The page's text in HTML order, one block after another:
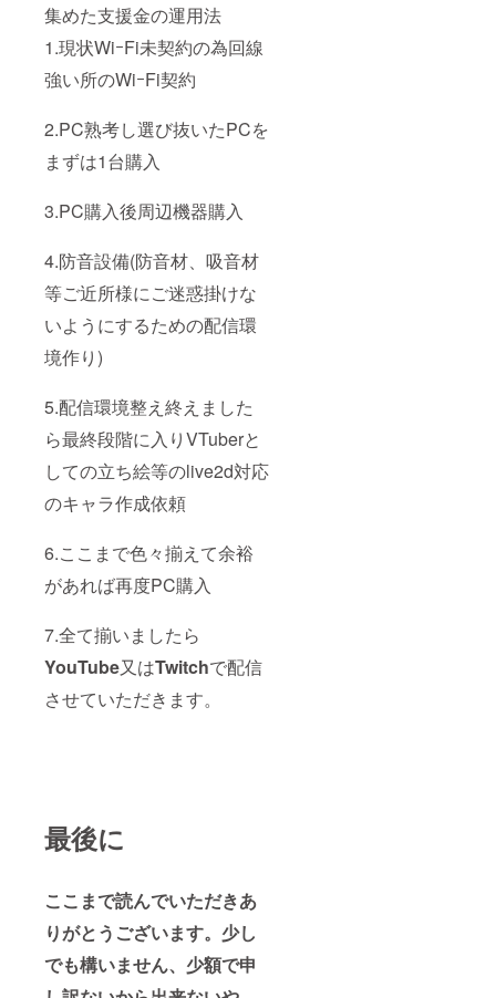
集めた支援金の運用法
1.現状WiｰFi未契約の為回線
強い所のWiｰFi契約
2.PC熟考し選び抜いたPCを
まずは1台購入
3.PC購入後周辺機器購入
4.防音設備(防音材、吸音材
等ご近所様にご迷惑掛けな
いようにするための配信環
境作り)
5.配信環境整え終えました
ら最終段階に入りVTuberと
しての立ち絵等のlive2d対応
のキャラ作成依頼
6.ここまで色々揃えて余裕
があれば再度PC購入
7.全て揃いましたら
YouTube又はTwitchで配信
させていただきます。
最後に
ここまで読んでいただきあ
りがとうございます。少し
でも構いません、少額で申